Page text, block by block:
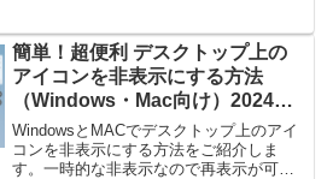
簡単！超便利 デスクトップ上の
アイコンを非表示にする方法
（Windows・Mac向け）2024年
11月版
WindowsとMACでデスクトップ上のアイ
コンを非表示にする方法をご紹介しま
す。一時的な非表示なので再表示が可能